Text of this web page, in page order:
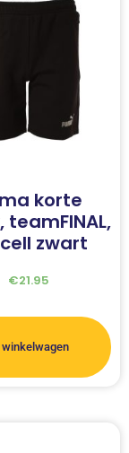
korte
teamFINAL,
zwart
€21.95
winkelwagen